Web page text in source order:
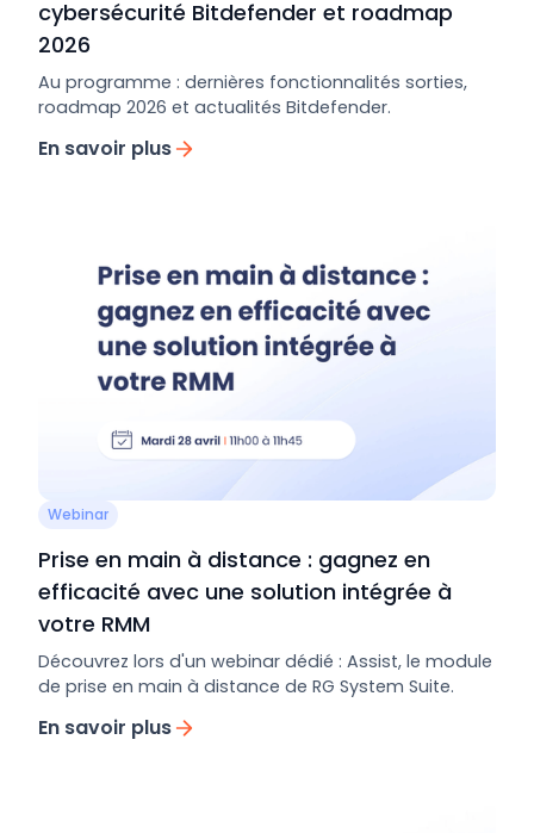
cybersécurité Bitdefender et roadmap
2026
Au programme : dernières fonctionnalités sorties,
roadmap 2026 et actualités Bitdefender.
En savoir plus
Webinar
Prise en main à distance : gagnez en
efficacité avec une solution intégrée à
votre RMM
Découvrez lors d'un webinar dédié : Assist, le module
de prise en main à distance de RG System Suite.
En savoir plus